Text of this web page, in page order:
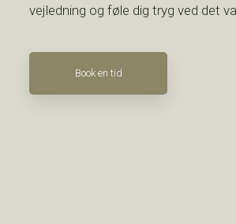
vejledning og føle dig tryg ved det
Book en tid